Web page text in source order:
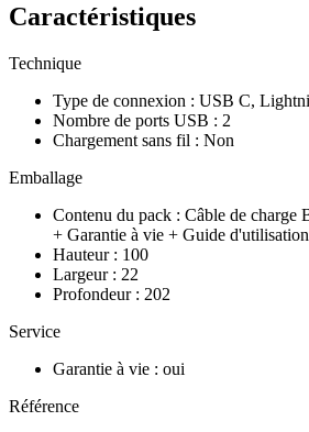
Caractéristiques
Technique
Type de connexion : USB C,
Nombre de ports USB : 2
Chargement sans fil : Non
Emballage
Contenu du pack : Câble de charge
+ Garantie à vie + Guide
Hauteur : 100
Largeur : 22
Profondeur : 202
Service
Garantie à vie : oui
Référence